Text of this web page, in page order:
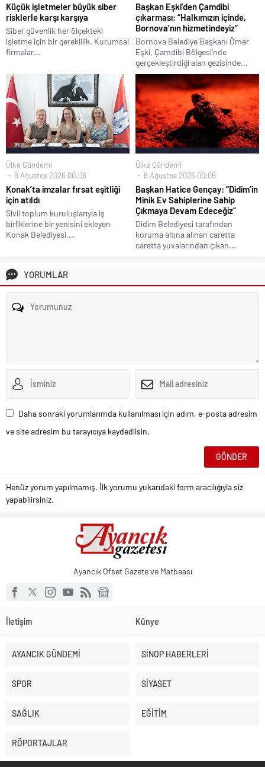
Küçük işletmeler büyük siber
risklerle karşı karşıya
Siber güvenlik her ölçekteki
işletme için bir gereklilik. Kurumsal
firmalar...
Başkan Eşki’den Çamdibi
çıkarması: “Halkımızın içinde,
Bornova’nın hizmetindeyiz”
Bornova Belediye Başkanı Ömer
Eşki, Çamdibi Bölgesi’nde
gerçekleştirdiği alan gezisinde...
Ülke Gündemi
8 Ağustos 2026 00:08
Konak’ta imzalar fırsat eşitliği
için atıldı
Sivil toplum kuruluşlarıyla iş
birliklerine bir yenisini ekleyen
Konak Belediyesi,...
Ülke Gündemi
8 Ağustos 2026 00:08
Başkan Hatice Gençay: “Didim’in
Minik Ev Sahiplerine Sahip
Çıkmaya Devam Edeceğiz”
Didim Belediyesi tarafından
koruma altına alınan caretta
caretta yuvalarından çıkan...
YORUMLAR
Daha sonraki yorumlarımda kullanılması için adım, e-posta adresim
ve site adresim bu tarayıcıya kaydedilsin.
Henüz yorum yapılmamış. İlk yorumu yukarıdaki form aracılığıyla siz
yapabilirsiniz.
Ayancık Ofset Gazete ve Matbaası
İletişim Künye
AYANCIK GÜNDEMİ SİNOP HABERLERİ
SPOR SİYASET
SAĞLIK EĞİTİM
RÖPORTAJLAR